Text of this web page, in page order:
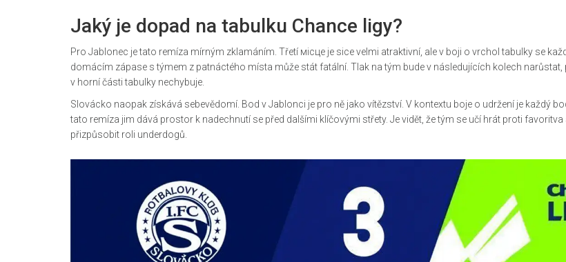
Jaký je dopad na tabulku Chance ligy?
Pro Jablonec je tato remíza mírným zklamáním. Třetí місце je sice velmi atraktivní, ale v boji o vrchol tabulky se
domácím zápase s týmem z patnáctého místa může stát fatální. Tlak na tým bude v následujících kolech
v horní části tabulky nechybuje.
Slovácko naopak získává sebevědomí. Bod v Jablonci je pro ně jako vítězství. V kontextu boje o udržení je každý
tato remíza jim dává prostor k nadechnutí se před dalšími klíčovými střety. Je vidět, že tým se učí hrát proti favoritva
přizpůsobit roli underdogů.